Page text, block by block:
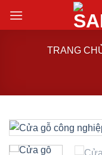
đến
TRANG